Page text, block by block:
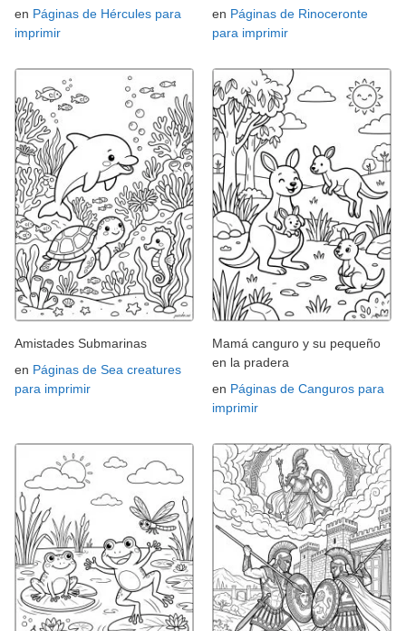
en Páginas de Hércules para
imprimir
en Páginas de Rinoceronte
para imprimir
Amistades Submarinas
en Páginas de Sea creatures
para imprimir
Mamá canguro y su pequeño
en la pradera
en Páginas de Canguros para
imprimir